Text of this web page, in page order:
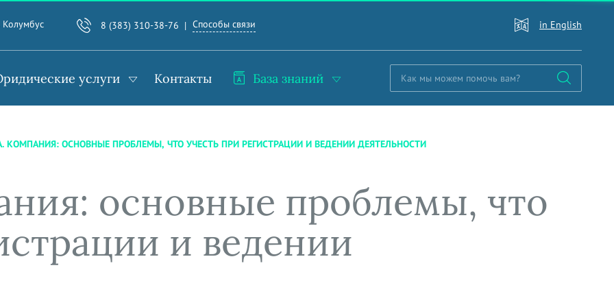
Колумбус 8 (383) 310-38-76 Способы связи in English
услуги Контакты База знаний
КОМПАНИЯ: ОСНОВНЫЕ ПРОБЛЕМЫ, ЧТО УЧЕСТЬ ПРИ РЕГИСТРАЦИИ И ВЕДЕНИИ ДЕЯТЕЛЬНОСТИ
основные проблемы, что
и ведении